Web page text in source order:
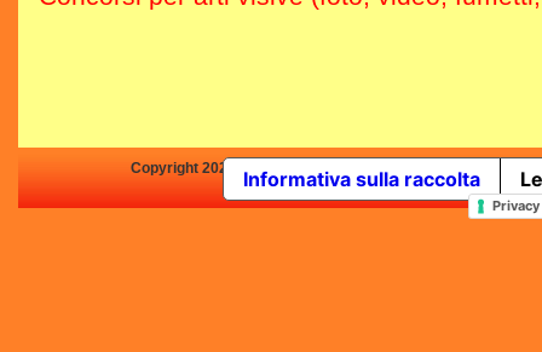
Copyright 2025 by Concorsi-Letterari.it - P.IVA
In qualità di Affiliato
Informativa sulla raccolta